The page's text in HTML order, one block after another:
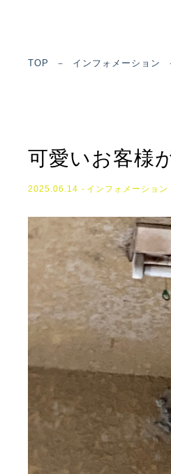
TOP － インフォメーション
可愛いお客様
2025.06.14 インフォメーション